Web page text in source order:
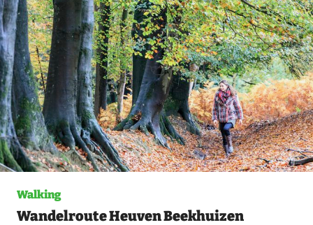
Walking
Wandelroute Heuven Beekhuizen